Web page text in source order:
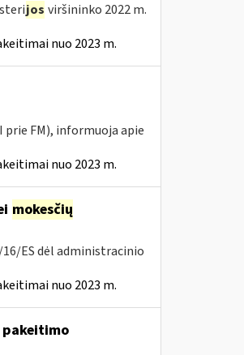
jos viršininko 2022 m.
nuo 2023 m.
FM), informuoja apie
nuo 2023 m.
mokesčių
ES dėl administracinio
nuo 2023 m.